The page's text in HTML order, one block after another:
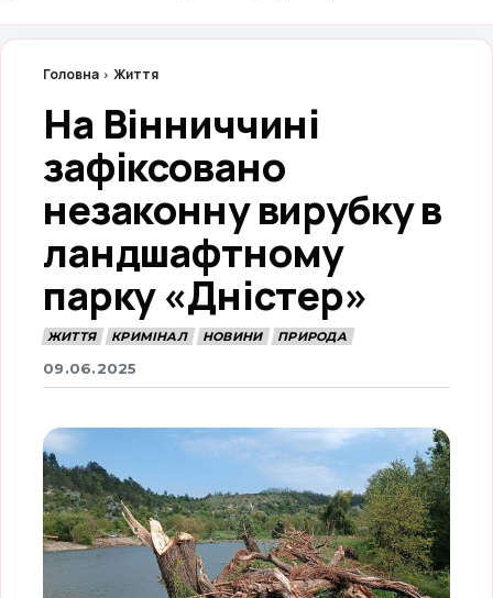
Головна Життя
На Вінниччині
зафіксовано
незаконну вирубку в
ландшафтному
парку «Дністер»
ЖИТТЯ КРИМІНАЛ НОВИНИ ПРИРОДА
09.06.2025